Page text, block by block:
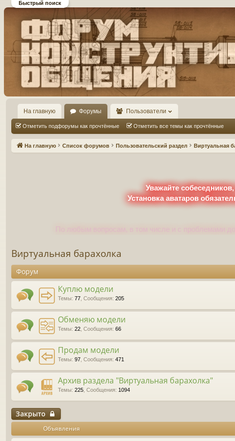
Форум DiP и DEMPRICE
конструктивного общения
На главную Форумы Пользователи
Отметить подфорумы как прочтённые Отметить все темы как прочтённые
На главную Список форумов Пользовательский раздел Виртуальная
Быстрый поиск
Уважайте
Установка аватаров
Виртуальная барахолка
Форум
Куплю модели
Темы: 77 Сообщения: 205
Обменяю модели
Темы: 22 Сообщения: 66
Продам модели
Темы: 97 Сообщения: 471
Архив раздела "Виртуальная барахолка"
Темы: 225 Сообщения: 1094
Закрыто
Объявления